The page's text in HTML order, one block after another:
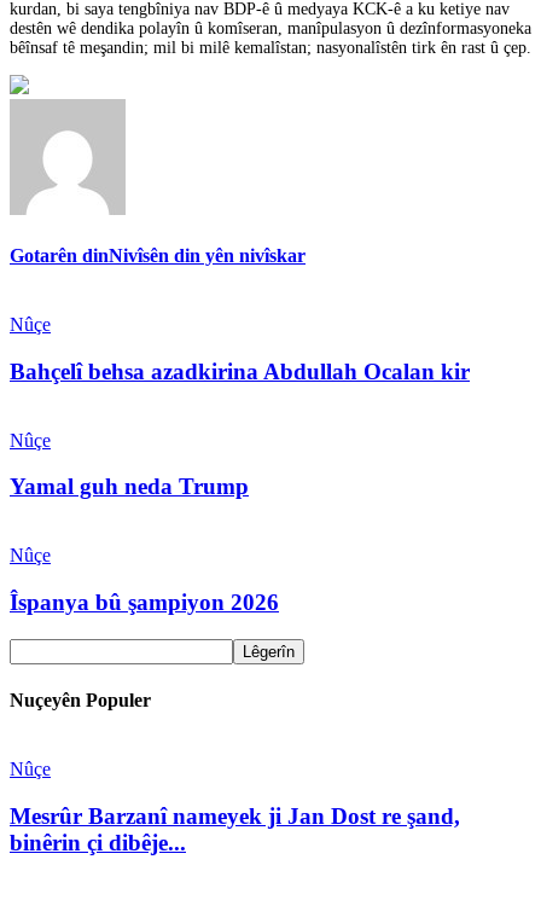
kurdan, bi saya tengbîniya nav BDP-ê û medyaya KCK-ê a ku ketiye nav
destên wê dendika polayîn û komîseran, manîpulasyon û dezînformasyoneka
bêînsaf tê meşandin; mil bi milê kemalîstan; nasyonalîstên tirk ên rast û çep.
Gotarên dinNivîsên din yên nivîskar
Nûçe
Bahçelî behsa azadkirina Abdullah Ocalan kir
Nûçe
Yamal guh neda Trump
Nûçe
Îspanya bû şampiyon 2026
Nuçeyên Populer
Nûçe
Mesrûr Barzanî nameyek ji Jan Dost re şand,
binêrin çi dibêje...